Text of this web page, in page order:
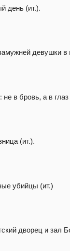
день (ит.).
девушки в
не в бровь, а в
(ит.).
убийцы (ит.)
дворец и зал